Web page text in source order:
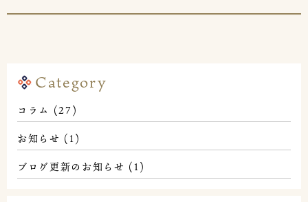
Category
コラム (27)
お知らせ (1)
ブログ更新のお知らせ (1)